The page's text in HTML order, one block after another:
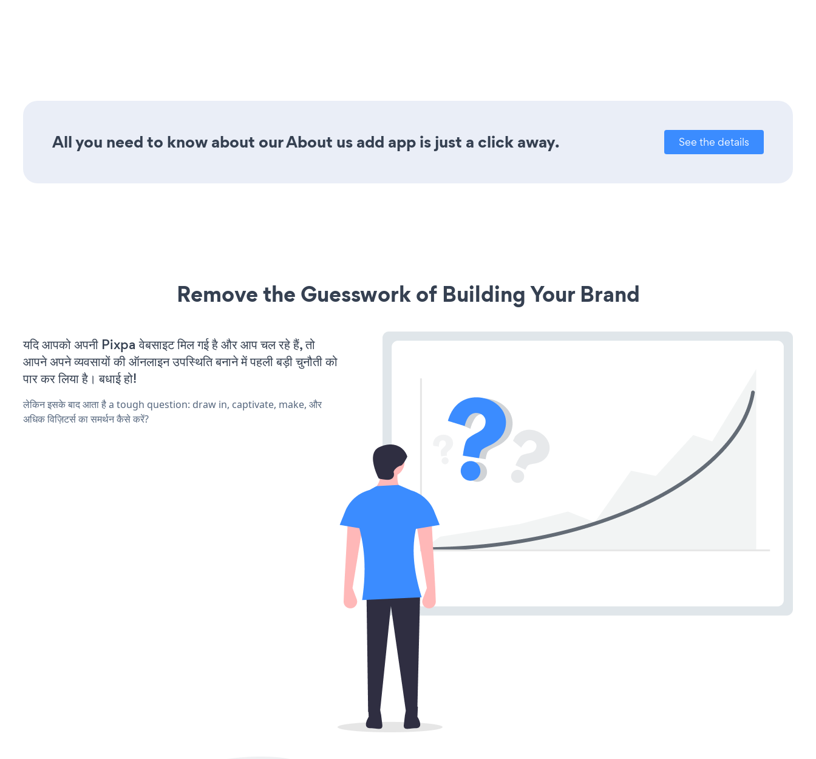
All you need to know about our About us add app is just a click away. See the details
Remove the Guesswork of Building Your Brand
यदि आपको अपनी Pixpa वेबसाइट मिल गई है और आप चल रहे हैं, तो
आपने अपने व्यवसायों की ऑनलाइन उपस्थिति बनाने में पहली बड़ी चुनौती को
पार कर लिया है। बधाई हो!
लेकिन इसके बाद आता है a tough question: draw in, captivate, make, और
अधिक विज़िटर्स का समर्थन कैसे करें?